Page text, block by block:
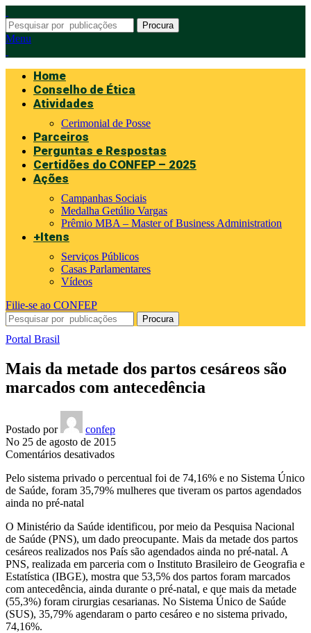
Procura
Menu
Home
Conselho de Ética
Atividades
Cerimonial de Posse
Parceiros
Perguntas e Respostas
Certidões do CONFEP – 2025
Ações
Campanhas Sociais
Medalha Getúlio Vargas
Prêmio MBA – Master of Business Administration
+Itens
Serviços Públicos
Casas Parlamentares
Vídeos
Filie-se ao CONFEP
Procura
Portal Brasil
Mais da metade dos partos cesáreos são
marcados com antecedência
Postado por
confep
No 25 de agosto de 2015
Comentários desativadosem
da
metade
cesáreos
são
marcados
com
antecedência
Pelo sistema privado o percentual foi de 74,16% e no Sistema Único
de Saúde, foram 35,79% mulheres que tiveram os partos agendados
ainda no pré-natal
O Ministério da Saúde identificou, por meio da Pesquisa Nacional
de Saúde (PNS), um dado preocupante. Mais da metade dos partos
cesáreos realizados nos País são agendados ainda no pré-natal. A
PNS, realizada em parceria com o Instituto Brasileiro de Geografia e
Estatística (IBGE), mostra que 53,5% dos partos foram marcados
com antecedência, ainda durante o pré-natal, e que mais da metade
(55,3%) foram cirurgias cesarianas. No Sistema Único de Saúde
(SUS), 35,79% agendaram o parto cesáreo e no sistema privado,
74,16%.